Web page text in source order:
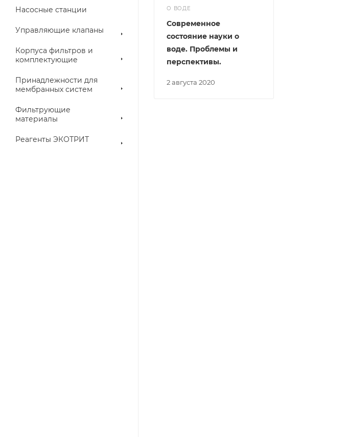
Насосные станции
Управляющие клапаны
Корпуса фильтров и
комплектующие
Принадлежности для
мембранных систем
Фильтрующие
материалы
Реагенты ЭКОТРИТ
О ВОДЕ
2 августа 2020
Современное
состояние науки о
воде. Проблемы и
перспективы.